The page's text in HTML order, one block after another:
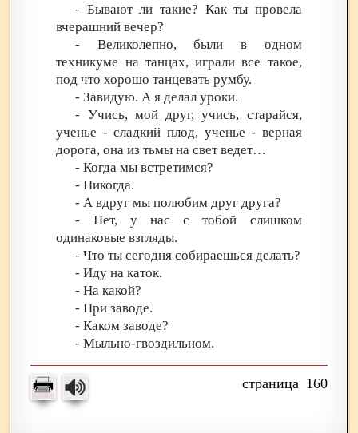
- Бывают ли такие? Как ты провела
вчерашний вечер?
- Великолепно, были в одном
техникуме на танцах, играли все такое,
под что хорошо танцевать румбу.
- Завидую. А я делал уроки.
- Учись, мой друг, учись, старайся,
ученье - сладкий плод, ученье - верная
дорога, она из тьмы на свет ведет…
- Когда мы встретимся?
- Никогда.
- А вдруг мы полюбим друг друга?
- Нет, у нас с тобой слишком
одинаковые взгляды.
- Что ты сегодня собираешься делать?
- Иду на каток.
- На какой?
- При заводе.
- Каком заводе?
- Мыльно-гвоздильном.
160